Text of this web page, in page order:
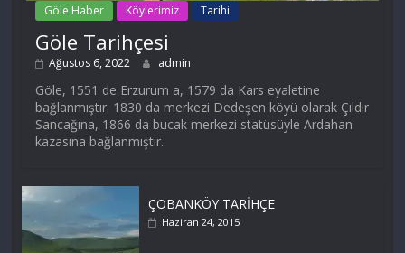
Göle Haber Köylerimiz Tarihi
Göle Tarihçesi
Ağustos 6, 2022 admin
Göle, 1551 de Erzurum a, 1579 da Kars eyaletine
bağlanmıştır. 1830 da merkezi Dedeşen köyü olarak Çıldır
Sancağına, 1866 da bucak merkezi statüsüyle Ardahan
kazasına bağlanmıştır.
ÇOBANKÖY TARİHÇE
Haziran 24, 2015